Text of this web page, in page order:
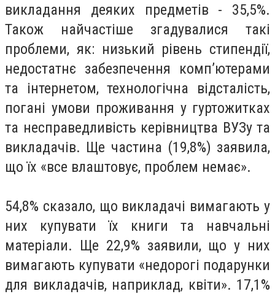
викладання деяких предметів - 35,5%.
Також найчастіше згадувалися такі
проблеми, як: низький рівень стипендії,
недостатнє забезпечення комп’ютерами
та інтернетом, технологічна відсталість,
поганi умови проживання у гуртожитках
та несправедливість керівництва ВУЗу та
викладачів. Ще частина (19,8%) заявила,
що їх «все влаштовує, проблем немає».
54,8% сказало, що викладачі вимагають у
них купувати їх книги та навчальні
матеріали. Ще 22,9% заявили, що у них
вимагають купувати «недорогі подарунки
для викладачів, наприклад, квіти». 17,1%